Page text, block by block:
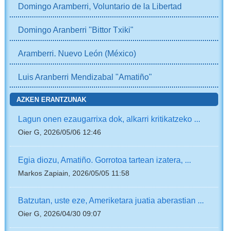
Domingo Aramberri, Voluntario de la Libertad
Domingo Aranberri "Bittor Txiki"
Aramberri. Nuevo León (México)
Luis Aranberri Mendizabal "Amatiño"
AZKEN ERANTZUNAK
Lagun onen ezaugarrixa dok, alkarri kritikatzeko ...
Oier G, 2026/05/06 12:46
Egia diozu, Amatiño. Gorrotoa tartean izatera, ...
Markos Zapiain, 2026/05/05 11:58
Batzutan, uste eze, Ameriketara juatia aberastian ...
Oier G, 2026/04/30 09:07